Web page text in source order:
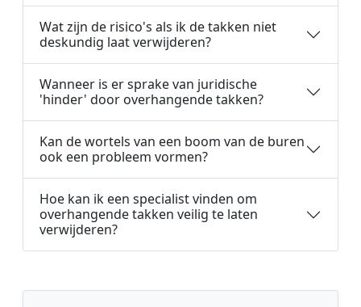
Wat zijn de risico's als ik de takken niet
deskundig laat verwijderen?
Wanneer is er sprake van juridische
'hinder' door overhangende takken?
Kan de wortels van een boom van de buren
ook een probleem vormen?
Hoe kan ik een specialist vinden om
overhangende takken veilig te laten
verwijderen?